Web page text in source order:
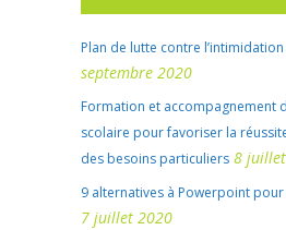
Plan de lutte contre
septembre 2020
Formation et accompagnement
scolaire pour favoriser la
des besoins particuliers 8
9 alternatives à Powerpoint
7 juillet 2020